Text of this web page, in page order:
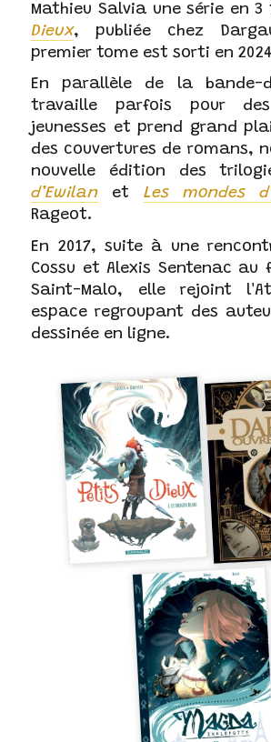
Mathieu Salvia une série en 3
Dieux, publiée chez
premier tome est sorti en
En parallèle de la bande-
travaille parfois pour des
jeunesses et prend grand
des couvertures de romans,
nouvelle édition des
d’Ewilan et Les mondes
Rageot.
En 2017, suite à une
Cossu et Alexis Sentenac au
Saint-Malo, elle rejoint
espace regroupant des
dessinée en ligne.